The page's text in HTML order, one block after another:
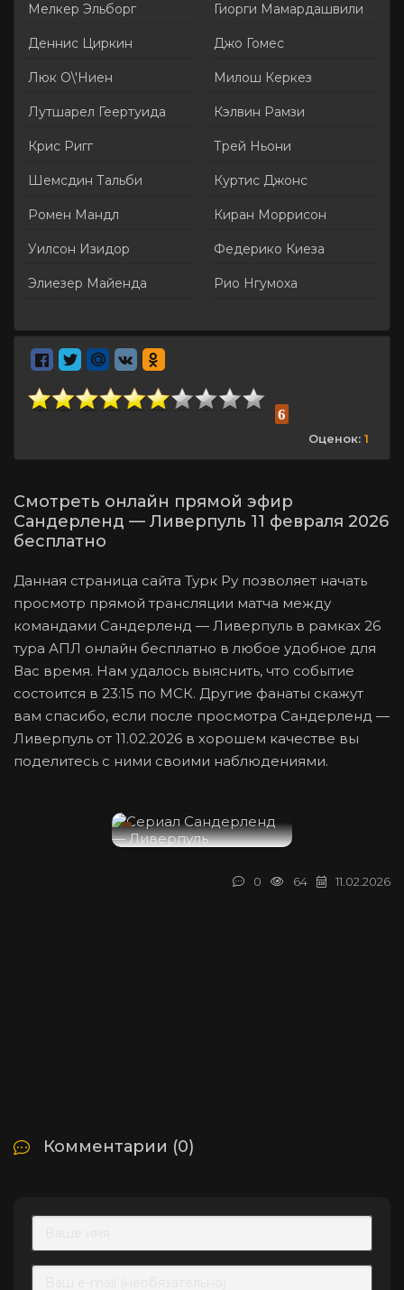
Данная страница сайта Турк Ру позволяет начать
просмотр прямой трансляции матча между
командами Сандерленд — Ливерпуль в рамках 26
тура АПЛ онлайн бесплатно в любое удобное для
Вас время. Нам удалось выяснить, что событие
состоится в 23:15 по МСК. Другие фанаты скажут
вам спасибо, если после просмотра Сандерленд —
Ливерпуль от 11.02.2026 в хорошем качестве вы
поделитесь с ними своими наблюдениями.
Смотреть онлайн прямой эфир
Сандерленд — Ливерпуль 11 февраля 2026
бесплатно
Мелкер Эльборг
Деннис Циркин
Люк О\'Ниен
Лутшарел Геертуида
Крис Ригг
Шемсдин Тальби
Ромен Мандл
Уилсон Изидор
Элиезер Майенда
Гиорги Мамардашвили
Джо Гомес
Милош Керкез
Кэлвин Рамзи
Трей Ньони
Куртис Джонс
Киран Моррисон
Федерико Киеза
Рио Нгумоха
6
Оценок: 1
11.02.2026
64
0
Комментарии (0)